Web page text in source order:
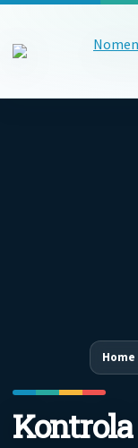
Home